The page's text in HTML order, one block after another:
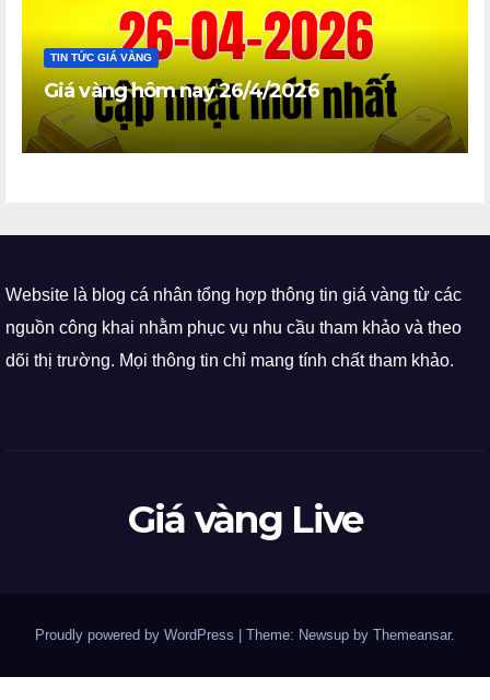
TIN TỨC GIÁ VÀNG
Giá vàng hôm nay 26/4/2026
Website là blog cá nhân tổng hợp thông tin giá vàng từ các
nguồn công khai nhằm phục vụ nhu cầu tham khảo và theo
dõi thị trường. Mọi thông tin chỉ mang tính chất tham khảo.
Giá vàng Live
Proudly powered by WordPress Theme: Newsup by Themeansar.